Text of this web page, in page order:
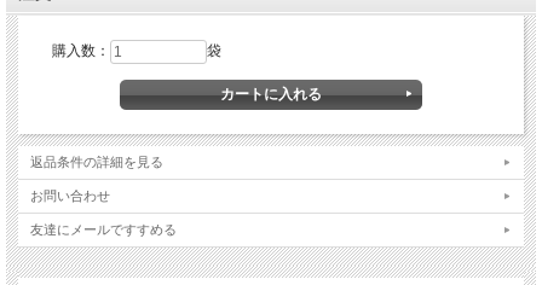
購入数： 袋
返品条件の詳細を見る
お問い合わせ
友達にメールですすめる